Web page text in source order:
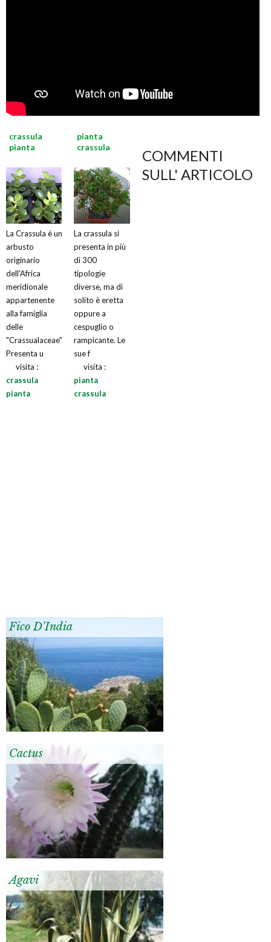
crassula
pianta
La Crassula è un
arbusto
originario
dell'Africa
meridionale
appartenente
alla famiglia
delle
"Crassualaceae".
Presenta u
visita :
crassula
pianta
pianta
crassula
La crassula si
presenta in più
di 300
tipologie
diverse, ma di
solito è eretta
oppure a
cespuglio o
rampicante. Le
sue f
visita :
pianta
crassula
COMMENTI
SULL' ARTICOLO
Fico D'India
Cactus
Agavi